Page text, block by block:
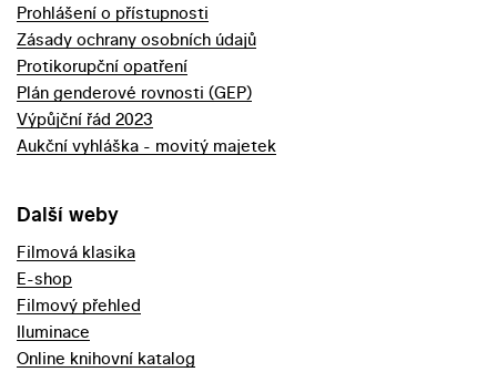
Prohlášení o přístupnosti
Zásady ochrany osobních údajů
Protikorupční opatření
Plán genderové rovnosti (GEP)
Výpůjční řád 2023
Aukční vyhláška - movitý majetek
Další weby
Filmová klasika
E-shop
Filmový přehled
Iluminace
Online knihovní katalog